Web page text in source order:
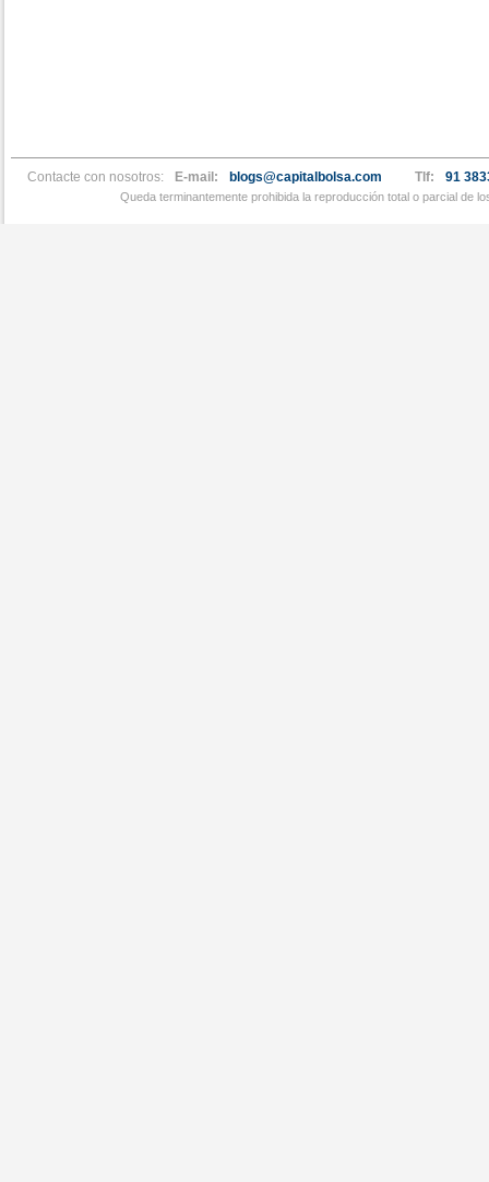
Contacte con nosotros: E-mail: blogs@capitalbolsa.com Tlf: 91
Queda terminantemente prohibida la reproducción total o parcial de